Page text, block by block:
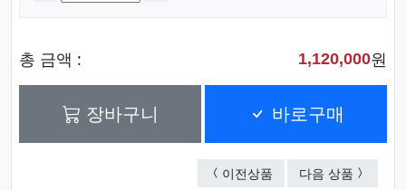
총 금액 : 1,120,000원
장바구니 바로구매
이전상품 휴대용세트(종이케이
다음 상품 휴대용